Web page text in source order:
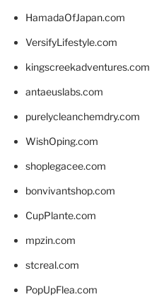
HamadaOfJapan.com
VersifyLifestyle.com
kingscreekadventures.com
antaeuslabs.com
purelycleanchemdry.com
WishOping.com
shoplegacee.com
bonvivantshop.com
CupPlante.com
mpzin.com
stcreal.com
PopUpFlea.com